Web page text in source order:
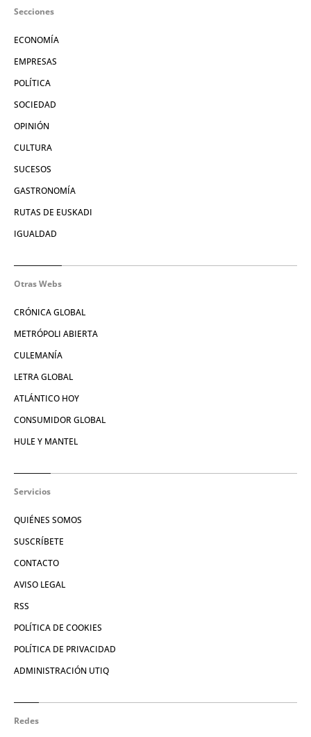
Secciones
ECONOMÍA
EMPRESAS
POLÍTICA
SOCIEDAD
OPINIÓN
CULTURA
SUCESOS
GASTRONOMÍA
RUTAS DE EUSKADI
IGUALDAD
Otras Webs
CRÓNICA GLOBAL
METRÓPOLI ABIERTA
CULEMANÍA
LETRA GLOBAL
ATLÁNTICO HOY
CONSUMIDOR GLOBAL
HULE Y MANTEL
Servicios
QUIÉNES SOMOS
SUSCRÍBETE
CONTACTO
AVISO LEGAL
RSS
POLÍTICA DE COOKIES
POLÍTICA DE PRIVACIDAD
ADMINISTRACIÓN UTIQ
Redes